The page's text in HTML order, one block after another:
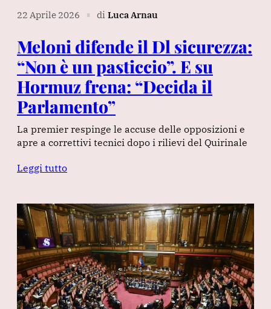
22 Aprile 2026 ∎ di Luca Arnau
Meloni difende il Dl sicurezza:
“Non è un pasticcio”. E su
Hormuz frena: “Decida il
Parlamento”
La premier respinge le accuse delle opposizioni e
apre a correttivi tecnici dopo i rilievi del Quirinale
Leggi tutto